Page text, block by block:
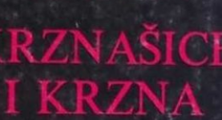
UMJETNOST
BILJE I ZDRAVLJE
I PUBLICISTIKA
ZNANOSTI
POPULARNA PSIHOLOGIJA,